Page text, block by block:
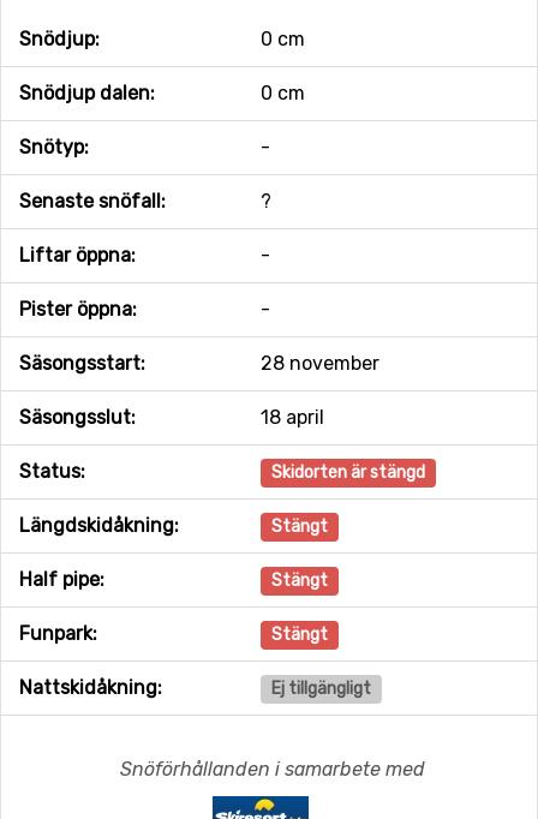
Snödjup: 0 cm
Snödjup dalen: 0 cm
Snötyp: -
Senaste snöfall: ?
Liftar öppna: -
Pister öppna: -
Säsongsstart: 28 november
Säsongsslut: 18 april
Status: Skidorten är stängd
Längdskidåkning: Stängt
Half pipe: Stängt
Funpark: Stängt
Nattskidåkning: Ej tillgängligt
Snöförhållanden i samarbete med